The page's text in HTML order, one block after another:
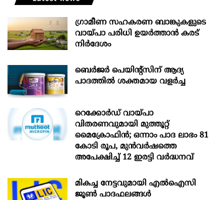
ഗ്രാമീണ സഹകരണ ബാങ്കുകളുടെ
വായ്പാ പരിധി ഉയർത്താൻ കരട്
നിർദേശം
ബെർജർ പെയിന്റ്സിന് ആദ്യ
പാദത്തിൽ ശക്തമായ വളർച്ച
റെക്കോർഡ് വായ്പാ
വിതരണവുമായി മുത്തൂറ്റ്
മൈക്രോഫിൻ; ഒന്നാം പാദ ലാഭം 81
കോടി രൂപ, മുൻവർഷത്തെ
അപേക്ഷിച്ച് 12 ഇരട്ടി വർദ്ധനവ്
മികച്ച നേട്ടവുമായി എൽഐസി
ജൂൺ പാദഫലങ്ങൾ